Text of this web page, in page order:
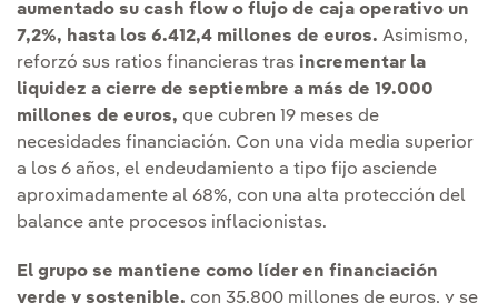
aumentado su cash flow o flujo de caja operativo un
7,2%, hasta los 6.412,4 millones de euros. Asimismo,
reforzó sus ratios financieras tras incrementar la
liquidez a cierre de septiembre a más de 19.000
millones de euros, que cubren 19 meses de
necesidades financiación. Con una vida media superior
a los 6 años, el endeudamiento a tipo fijo asciende
aproximadamente al 68%, con una alta protección del
balance ante procesos inflacionistas.
El grupo se mantiene como líder en financiación
verde y sostenible, con 35.800 millones de euros, y se